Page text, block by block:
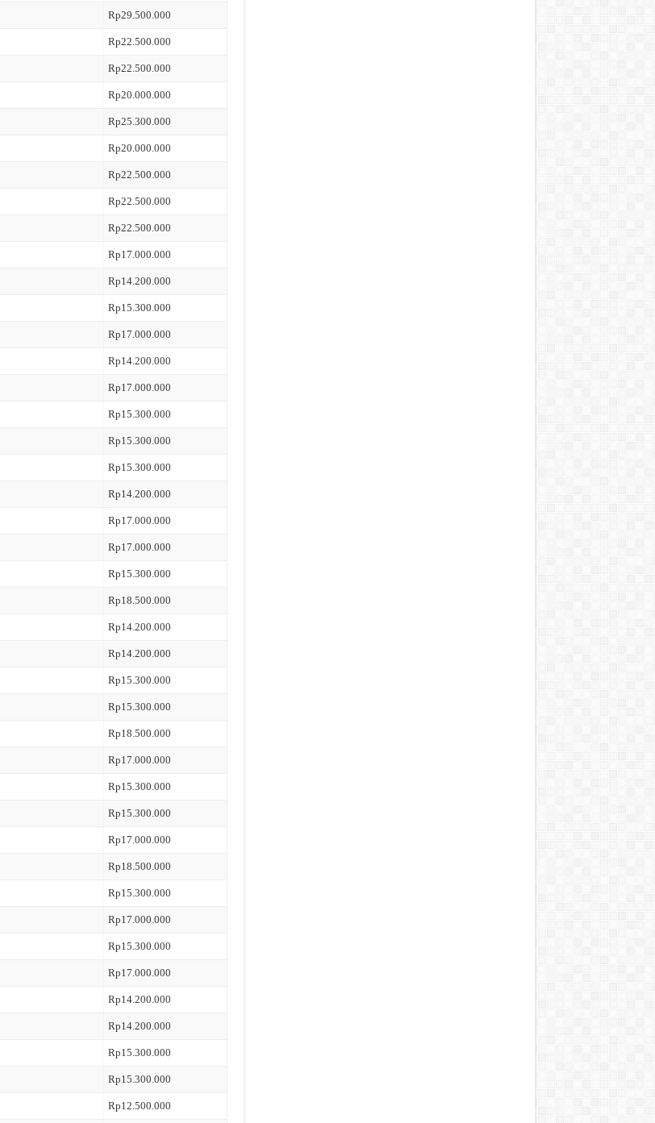
Rp29.500.000
Rp22.500.000
Rp22.500.000
Rp20.000.000
Rp25.300.000
Rp20.000.000
Rp22.500.000
Rp22.500.000
Rp22.500.000
Rp17.000.000
Rp14.200.000
Rp15.300.000
Rp17.000.000
Rp14.200.000
Rp17.000.000
Rp15.300.000
Rp15.300.000
Rp15.300.000
Rp14.200.000
Rp17.000.000
Rp17.000.000
Rp15.300.000
Rp18.500.000
Rp14.200.000
Rp14.200.000
Rp15.300.000
Rp15.300.000
Rp18.500.000
Rp17.000.000
Rp15.300.000
Rp15.300.000
Rp17.000.000
Rp18.500.000
Rp15.300.000
Rp17.000.000
Rp15.300.000
Rp17.000.000
Rp14.200.000
Rp14.200.000
Rp15.300.000
Rp15.300.000
Rp12.500.000